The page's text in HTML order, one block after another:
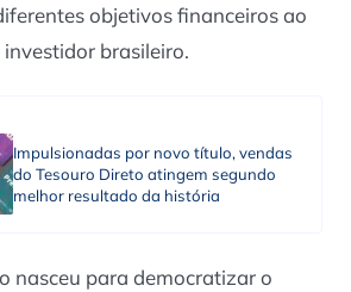
objetivos financeiros ao
brasileiro.
Impulsionadas por novo título, vendas
do Tesouro Direto atingem segundo
melhor resultado da história
nasceu para democratizar o